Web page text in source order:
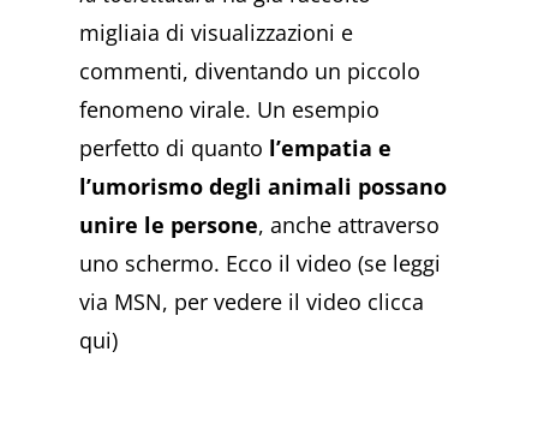
migliaia di visualizzazioni e
commenti, diventando un piccolo
fenomeno virale. Un esempio
perfetto di quanto l’empatia e
l’umorismo degli animali possano
unire le persone, anche attraverso
uno schermo. Ecco il video (se leggi
via MSN, per vedere il video clicca
qui)